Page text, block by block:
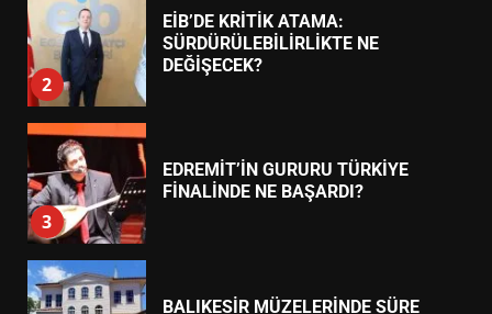
2
EİB’DE KRİTİK ATAMA:
SÜRDÜRÜLEBİLİRLİKTE NE
DEĞİŞECEK?
3
EDREMİT’İN GURURU TÜRKİYE
FİNALİNDE NE BAŞARDI?
BALIKESİR MÜZELERİNDE SÜRE